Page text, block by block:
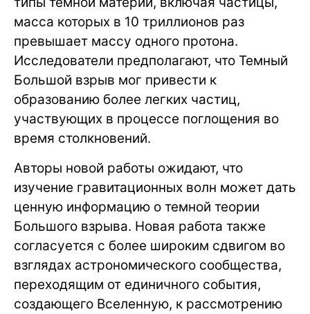
масса которых в 10 триллионов раз
превышает массу одного протона.
Исследователи предполагают, что Темный
Большой взрыв мог привести к
образованию более легких частиц,
участвующих в процессе поглощения во
время столкновений.
Авторы новой работы ожидают, что
изучение гравитационных волн может дать
ценную информацию о темной теории
Большого взрыва. Новая работа также
согласуется с более широким сдвигом во
взглядах астрономического сообщества,
переходящим от единичного события,
создающего Вселенную, к рассмотрению